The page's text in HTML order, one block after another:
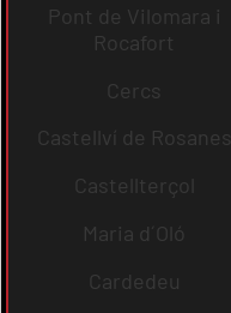
Pont de Vilomara i
Rocafort
Cercs
Castellví de Rosanes
Castellterçol
Maria d´Oló
Cardedeu